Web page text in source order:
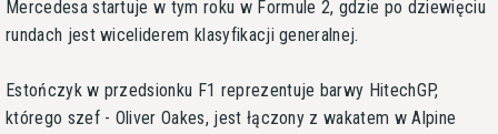
Mercedesa startuje w tym roku w Formule 2, gdzie po dziewięciu
rundach jest wiceliderem klasyfikacji generalnej.
Estończyk w przedsionku F1 reprezentuje barwy HitechGP,
którego szef - Oliver Oakes, jest łączony z wakatem w Alpine